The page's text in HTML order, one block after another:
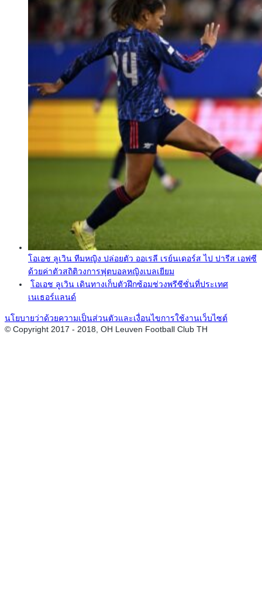
โอเอช ลูเวิน ทีมหญิง ปล่อยตัว ออเรลี เรย์นเดอร์ส ไป ปารีส เอฟซี
ด้วยค่าตัวสถิติวงการฟุตบอลหญิงเบลเยียม
โอเอช ลูเวิน เดินทางเก็บตัวฝึกซ้อมช่วงพรีซีซั่นที่ประเทศ
เนเธอร์แลนด์
นโยบายว่าด้วยความเป็นส่วนตัวและเงื่อนไขการใช้งานเว็บไซต์
© Copyright 2017 - 2018, OH Leuven Football Club TH